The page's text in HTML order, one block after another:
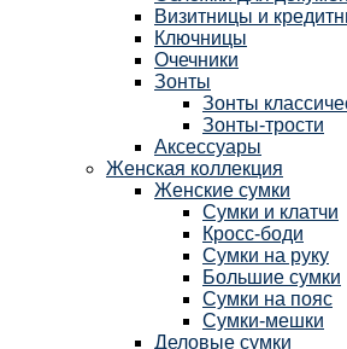
Визитницы и
Ключницы
Очечники
Зонты
Зонты
Зонты-трости
Аксессуары
Женская коллекция
Женские сумки
Сумки и клатчи
Кросс-боди
Сумки на руку
Большие сумки
Сумки на пояс
Сумки-мешки
Деловые сумки